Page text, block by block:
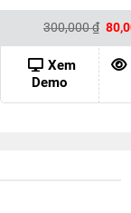
300,000₫ Giá
gốc
là:
Xem
Demo